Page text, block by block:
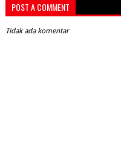
POST A COMMENT
Tidak ada komentar